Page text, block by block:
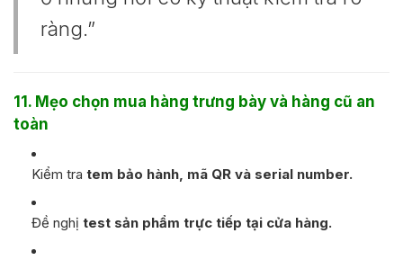
ràng.”
11. Mẹo chọn mua hàng trưng bày và hàng cũ an
toàn
Kiểm tra tem bảo hành, mã QR và serial number.
Đề nghị test sản phẩm trực tiếp tại cửa hàng.